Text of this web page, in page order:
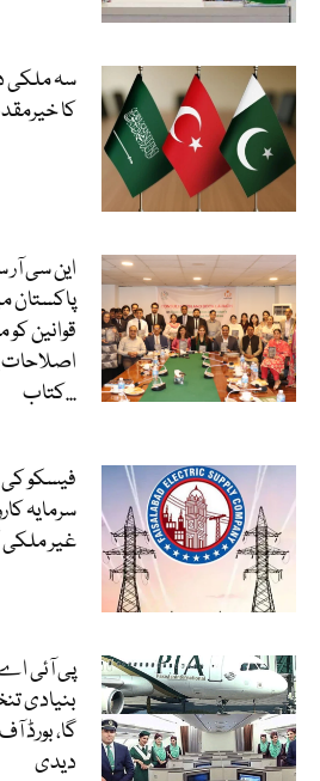
سہ ملکی
کا
این سی آر
پاکستان
قوانین
اصلاحات
کتاب...
فیسکو کی
غیر
پی آئی
بنیادی
گا، بورڈ
دیدی